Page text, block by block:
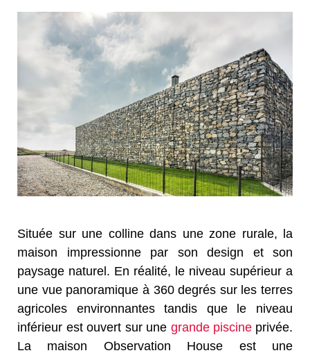
Située sur une colline dans une zone rurale, la
maison impressionne par son design et son
paysage naturel. En réalité, le niveau supérieur a
une vue panoramique à 360 degrés sur les terres
agricoles environnantes tandis que le niveau
inférieur est ouvert sur une grande piscineprivée.
La maison Observation House est une